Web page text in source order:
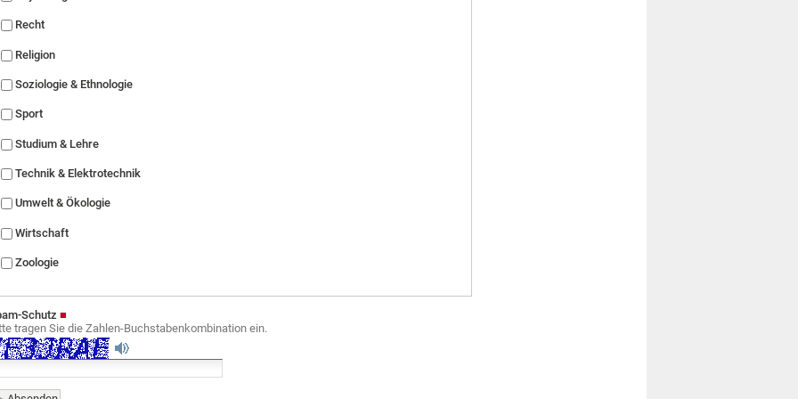
Recht
Religion
Soziologie & Ethnologie
Sport
Studium & Lehre
Technik & Elektrotechnik
Umwelt & Ökologie
Wirtschaft
Zoologie
Schutz
tragen Sie die Zahlen-Buchstabenkombination ein.